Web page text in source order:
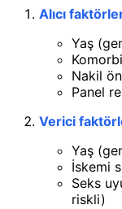
Alıcı
Yaş
Nakil
Panel
Verici
Yaş
İskemi
Seks
riskli)